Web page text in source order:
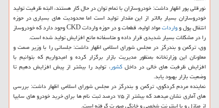
نورقلی پور اظهار داشت: خودروسازان با تمام توان در حال كار هستند، البته ظرفیت تولید
خودروسازان بسیار بالاتر از این مقدار تولید است اما محدودیت های بسیاری در حوزه
انتقال پول وواردات
مواد اولیه، قطعات و در حوزه واردات CKD وجود دارد كه خودروساز
را در مشكلات بسیار شدیدی قرار داده و متاسفانه مانع افزایش تولید شده است.
وی، تركمن و بندرگز در مجلس شورای اسلامی اظهار داشت: جلساتی را با وزیر صمت و
معاونان این وزارتخانه بمنظور مدیریت بازار برگزار كرده و امیدواریم كه بتوانیم با
افزایش ظرفیت های خالی در داخلكشور، تولید را بیشتر از پیش افزایش دهیم تا
وضعیت بازار بهبود یابد.
نماینده مردم كردكوی، تركمن و بندرگز در مجلس شورای اسلامی اظهار داشت: بررسی
های آماری نشان میدهد كه بیشتر از ۷۵ درصد ثبت نام ها برای خرید خودرو های سایپا